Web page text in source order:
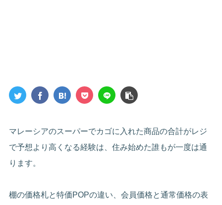
マレーシアのスーパーでカゴに入れた商品の合計がレジ
で予想より高くなる経験は、住み始めた誰もが一度は通
ります。
棚の価格札と特価POPの違い、会員価格と通常価格の表